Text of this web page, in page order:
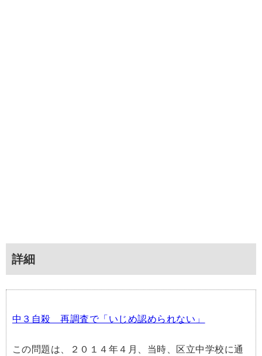
詳細
中３自殺 再調査で「いじめ認められない」
この問題は、２０１４年４月、当時、区立中学校に通